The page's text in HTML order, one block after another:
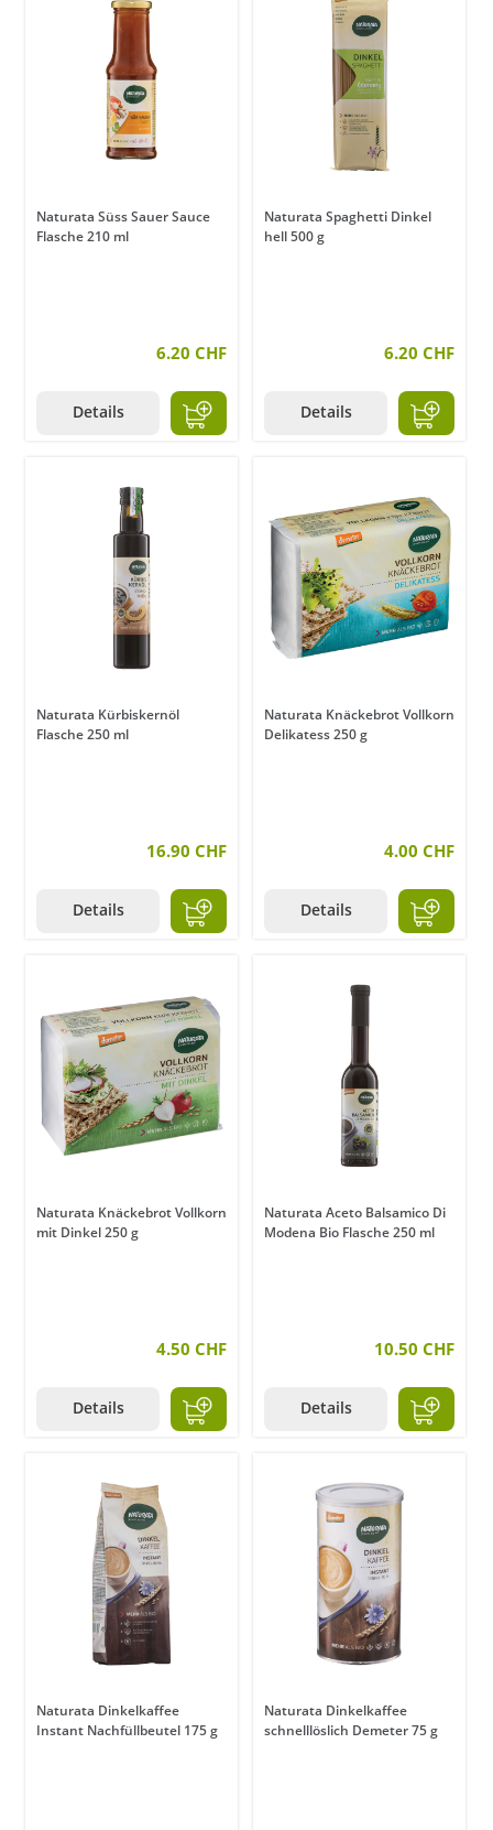
Naturata Süss Sauer Sauce
Flasche 210 ml
6.20 CHF
Details
Naturata Spaghetti Dinkel
hell 500 g
6.20 CHF
Details
Naturata Kürbiskernöl
Flasche 250 ml
16.90 CHF
Details
Naturata Knäckebrot Vollkorn
Delikatess 250 g
4.00 CHF
Details
Naturata Knäckebrot Vollkorn
mit Dinkel 250 g
4.50 CHF
Details
Naturata Aceto Balsamico Di
Modena Bio Flasche 250 ml
10.50 CHF
Details
Naturata Dinkelkaffee
Instant Nachfüllbeutel 175 g
Naturata Dinkelkaffee
schnelllöslich Demeter 75 g